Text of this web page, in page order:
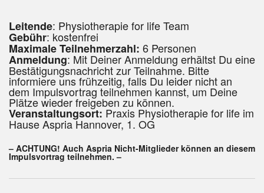
Leitende: Physiotherapie for life Team
Gebühr: kostenfrei
Maximale Teilnehmerzahl: 6 Personen
Anmeldung: Mit Deiner Anmeldung erhältst Du eine
Bestätigungsnachricht zur Teilnahme. Bitte
informiere uns frühzeitig, falls Du leider nicht an
dem Impulsvortrag teilnehmen kannst, um Deine
Plätze wieder freigeben zu können.
Veranstaltungsort: Praxis Physiotherapie for life im
Hause Aspria Hannover, 1. OG
– ACHTUNG! Auch Aspria Nicht-Mitglieder können an diesem
Impulsvortrag teilnehmen. –